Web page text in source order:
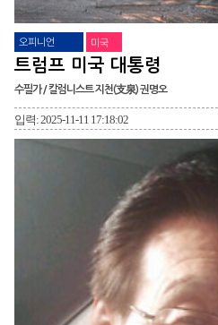
오피니언 미국
트럼프 미국 대통령
수필가 / 칼럼니스트 지천(支泉) 권명오
입력: 2025-11-11 17:18:02